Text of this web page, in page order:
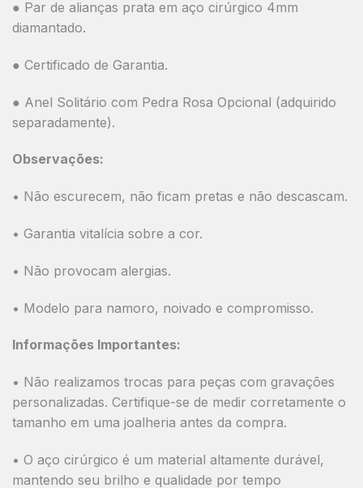
● Par de alianças prata em aço cirúrgico 4mm
diamantado.
● Certificado de Garantia.
● Anel Solitário com Pedra Rosa Opcional (adquirido
separadamente).
Observações:
• Não escurecem, não ficam pretas e não descascam.
• Garantia vitalícia sobre a cor.
• Não provocam alergias.
• Modelo para namoro, noivado e compromisso.
Informações Importantes:
• Não realizamos trocas para peças com gravações
personalizadas. Certifique-se de medir corretamente o
tamanho em uma joalheria antes da compra.
• O aço cirúrgico é um material altamente durável,
mantendo seu brilho e qualidade por tempo